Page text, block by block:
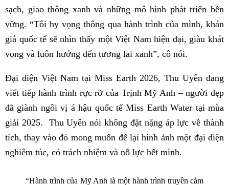
sạch, giao thông xanh và những mô hình phát triển bền
vững. “Tôi hy vọng thông qua hành trình của mình, khán
giả quốc tế sẽ nhìn thấy một Việt Nam hiện đại, giàu khát
vọng và luôn hướng đến tương lai xanh”, cô nói.
Đại diện Việt Nam tại Miss Earth 2026, Thu Uyên đang
viết tiếp hành trình rực rỡ của Trịnh Mỹ Anh – người đẹp
đã giành ngôi vị á hậu quốc tế Miss Earth Water tại mùa
giải 2025. Thu Uyên nói không đặt nặng áp lực về thành
tích, thay vào đó mong muốn để lại hình ảnh một đại diện
nghiêm túc, có trách nhiệm và nỗ lực hết mình.
“Hành trình của Mỹ Anh là một hành trình truyền cảm